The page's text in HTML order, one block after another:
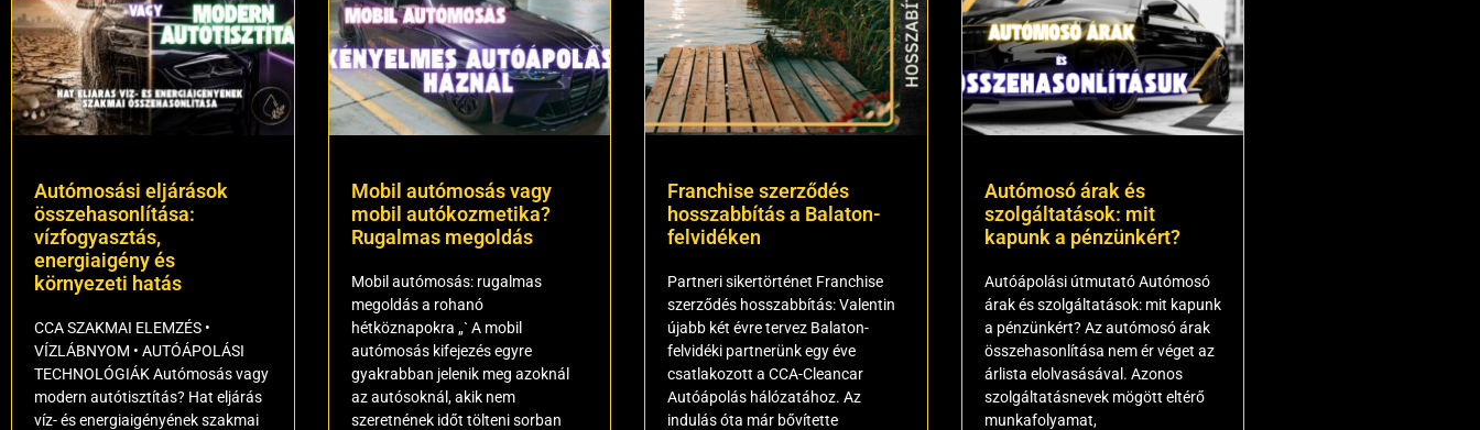
Autómosási eljárások
összehasonlítása:
vízfogyasztás,
energiaigény és
környezeti hatás
CCA SZAKMAI ELEMZÉS •
VÍZLÁBNYOM • AUTÓÁPOLÁSI
TECHNOLÓGIÁK Autómosás vagy
modern autótisztítás? Hat eljárás
víz- és energiaigényének szakmai
Mobil autómosás vagy
mobil autókozmetika?
Rugalmas megoldás
Mobil autómosás: rugalmas
megoldás a rohanó
hétköznapokra „` A mobil
autómosás kifejezés egyre
gyakrabban jelenik meg azoknál
az autósoknál, akik nem
szeretnének időt tölteni sorban
Franchise szerződés
hosszabbítás a Balaton-
felvidéken
Partneri sikertörténet Franchise
szerződés hosszabbítás: Valentin
újabb két évre tervez Balaton-
felvidéki partnerünk egy éve
csatlakozott a CCA-Cleancar
Autóápolás hálózatához. Az
indulás óta már bővítette
Autómosó árak és
szolgáltatások: mit
kapunk a pénzünkért?
Autóápolási útmutató Autómosó
árak és szolgáltatások: mit kapunk
a pénzünkért? Az autómosó árak
összehasonlítása nem ér véget az
árlista elolvasásával. Azonos
szolgáltatásnevek mögött eltérő
munkafolyamat,